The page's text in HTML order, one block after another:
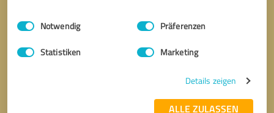
Impressum Datenschutzbestimmungen
Einwilligungsauswahl
Notwendig Präferenzen
Statistiken Marketing
Details zeigen
ALLE ZULASSEN